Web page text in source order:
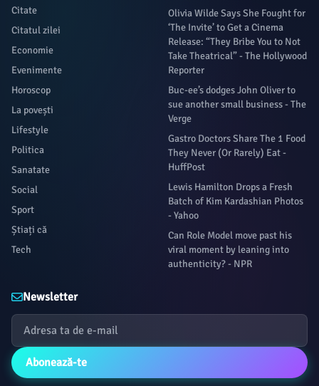
Citate
Citatul zilei
Economie
Evenimente
Horoscop
La povești
Lifestyle
Politica
Sanatate
Social
Sport
Știați că
Tech
Olivia Wilde Says She Fought for
‘The Invite’ to Get a Cinema
Release: “They Bribe You to Not
Take Theatrical” - The Hollywood
Reporter
Buc-ee’s dodges John Oliver to
sue another small business - The
Verge
Gastro Doctors Share The 1 Food
They Never (Or Rarely) Eat -
HuffPost
Lewis Hamilton Drops a Fresh
Batch of Kim Kardashian Photos
- Yahoo
Can Role Model move past his
viral moment by leaning into
authenticity? - NPR
Newsletter
Abonează-te